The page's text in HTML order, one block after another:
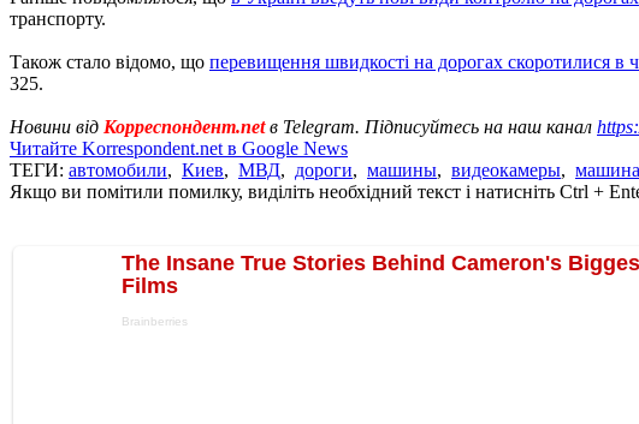
транспорту.
Також стало відомо, що перевищення швидкості на дорогах скоротилися в
325.
Новини від Корреспондент.netв Telegram. Підписуйтесь на наш канал
Читайте Korrespondent.net в Google News
ТЕГИ: автомобили, Киев, МВД, дороги, машины, видеокамеры, машина
Якщо ви помітили помилку, виділіть необхідний текст і натисніть Ctrl +